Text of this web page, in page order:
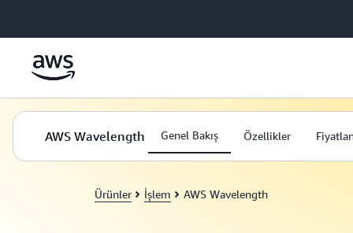
AWS Wavelength Genel Bakış Özellikler
Ürünler İşlem AWS Wavelength